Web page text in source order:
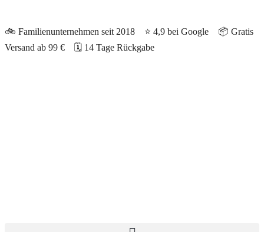
🚲 Familienunternehmen seit 2018 ⭐ 4,9 bei Google 📦 Gratis
Versand ab 99 €
🗓️ 14 Tage Rückgabe